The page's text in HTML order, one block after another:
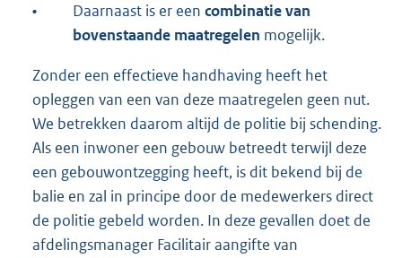
• Daarnaast is er een combinatie van
bovenstaande maatregelen mogelijk.
Zonder een effectieve handhaving heeft het
opleggen van een van deze maatregelen geen nut.
We betrekken daarom altijd de politie bij schending.
Als een inwoner een gebouw betreedt terwijl deze
een gebouwontzegging heeft, is dit bekend bij de
balie en zal in principe door de medewerkers direct
de politie gebeld worden. In deze gevallen doet de
afdelingsmanager Facilitair aangifte van